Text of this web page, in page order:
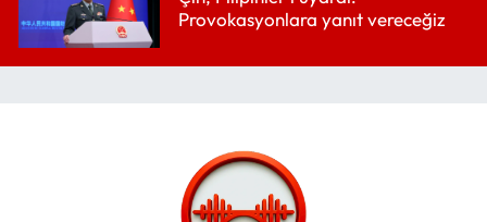
Provokasyonlara yanıt vereceğiz